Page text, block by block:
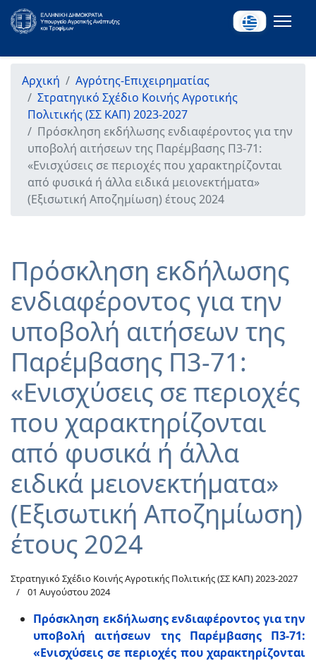
Αρχική
Αγρότης-Επιχειρηματίας
Στρατηγικό Σχέδιο Κοινής Αγροτικής
Πολιτικής (ΣΣ ΚΑΠ) 2023-2027
Πρόσκληση εκδήλωσης ενδιαφέροντος για την
υποβολή αιτήσεων της Παρέμβασης Π3-71:
«Ενισχύσεις σε περιοχές που χαρακτηρίζονται
από φυσικά ή άλλα ειδικά μειονεκτήματα»
(Εξισωτική Αποζημίωση) έτους 2024
Πρόσκληση εκδήλωσης
ενδιαφέροντος για την
υποβολή αιτήσεων της
Παρέμβασης Π3-71:
«Ενισχύσεις σε περιοχές
που χαρακτηρίζονται
από φυσικά ή άλλα
ειδικά μειονεκτήματα»
(Εξισωτική Αποζημίωση)
έτους 2024
Στρατηγικό Σχέδιο Κοινής Αγροτικής Πολιτικής (ΣΣ ΚΑΠ) 2023-2027
01 Αυγούστου 2024
Πρόσκληση εκδήλωσης ενδιαφέροντος για την
υποβολή αιτήσεων της Παρέμβασης Π3-71:
«Ενισχύσεις σε περιοχές που χαρακτηρίζονται